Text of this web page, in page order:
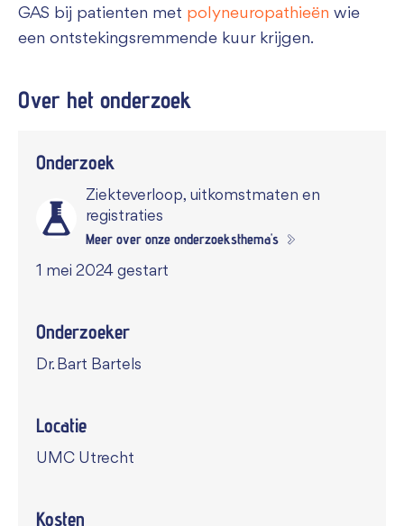
GAS bij patienten met polyneuropathieën wie
een ontstekingsremmende kuur krijgen.
Over het onderzoek
Onderzoek
Ziekteverloop, uitkomstmaten en
registraties
Meer over onze onderzoeksthema's
1 mei 2024 gestart
Onderzoeker
Dr. Bart Bartels
Locatie
UMC Utrecht
Kosten